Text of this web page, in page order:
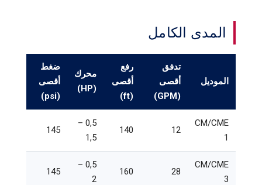
المدى الكامل
الموديل
تدفق
أقصى
(GPM)
رفع
أقصى
(ft)
محرك
(HP)
ضغط
أقصى
(psi)
CM/CME
1
12
140
0,5 –
1,5
145
CM/CME
3
28
160
0,5 –
2
145